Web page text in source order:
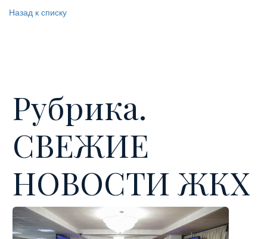
Назад к списку
Рубрика.
СВЕЖИЕ
НОВОСТИ ЖКХ